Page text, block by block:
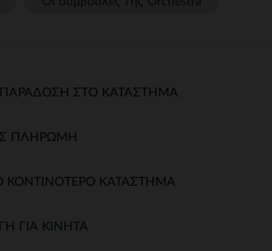
ΣΤΟ ΚΑΤΆΣΤΗΜΑ
ΠΛΗΡΩΜΉ
ΚΟΝΤΙΝΌΤΕΡΟ ΚΑΤΆΣΤΗΜΑ
ΓΙΑ ΚΙΝΗΤΆ